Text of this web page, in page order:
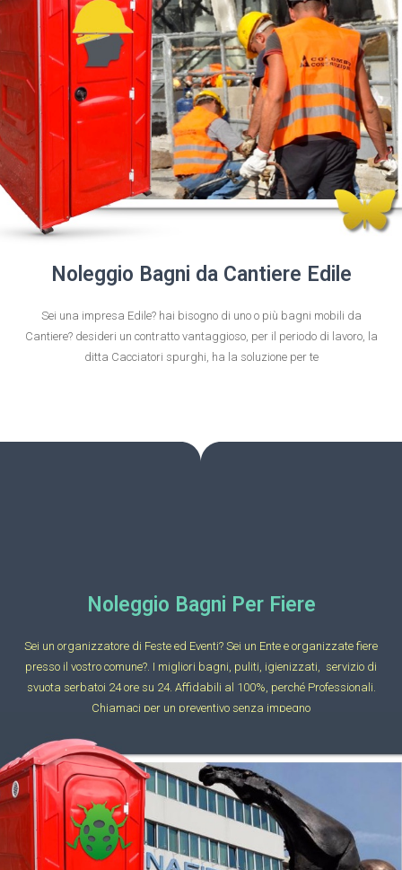
Noleggio Bagni da Cantiere Edile
Sei una impresa Edile? hai bisogno di uno o più bagni mobili da
Cantiere? desideri un contratto vantaggioso, per il periodo di lavoro, la
ditta Cacciatori spurghi, ha la soluzione per te
Noleggio Bagni Per Fiere
Sei un organizzatore di Feste ed Eventi? Sei un Ente e organizzate fiere
presso il vostro comune?. I migliori bagni, puliti, igienizzati, servizio di
svuota serbatoi 24 ore su 24. Affidabili al 100%, perché Professionali.
Chiamaci per un preventivo senza impegno